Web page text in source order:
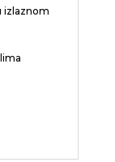
izlaznom